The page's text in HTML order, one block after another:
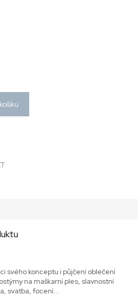
svého konceptu i půjčení oblečení
na maškarní ples, slavnostní
svatba, focení...